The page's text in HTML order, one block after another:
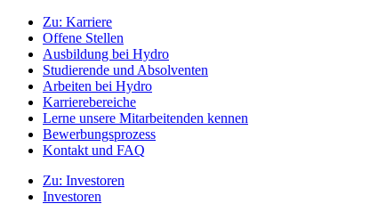
Zu: Karriere
Offene Stellen
Ausbildung bei Hydro
Studierende und Absolventen
Arbeiten bei Hydro
Karrierebereiche
Lerne unsere Mitarbeitenden kennen
Bewerbungsprozess
Kontakt und FAQ
Zu: Investoren
Investoren